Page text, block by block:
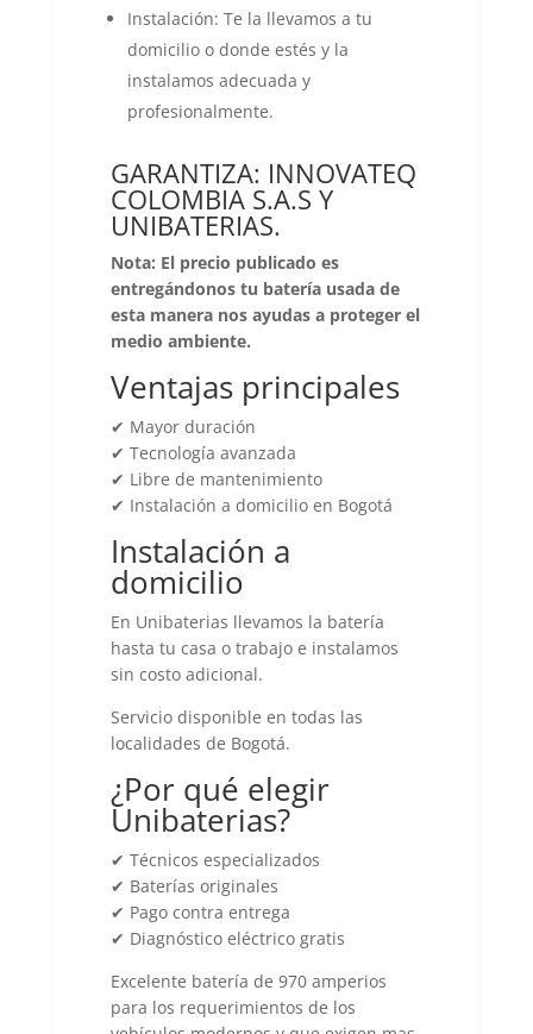
Instalación: Te la llevamos a tu
domicilio o donde estés y la
instalamos adecuada y
profesionalmente.
GARANTIZA: INNOVATEQ
COLOMBIA S.A.S Y
UNIBATERIAS.
Nota: El precio publicado es
entregándonos tu batería usada de
esta manera nos ayudas a proteger el
medio ambiente.
Ventajas principales
✔ Mayor duración
✔ Tecnología avanzada
✔ Libre de mantenimiento
✔ Instalación a domicilio en Bogotá
Instalación a
domicilio
En Unibaterias llevamos la batería
hasta tu casa o trabajo e instalamos
sin costo adicional.
Servicio disponible en todas las
localidades de Bogotá.
¿Por qué elegir
Unibaterias?
✔ Técnicos especializados
✔ Baterías originales
✔ Pago contra entrega
✔ Diagnóstico eléctrico gratis
Excelente batería de 970 amperios
para los requerimientos de los